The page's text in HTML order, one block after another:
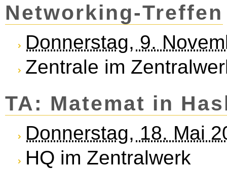
Networking-Treffen
Donnerstag, 9.
Zentrale im
TA: Matemat in
Donnerstag, 18. Mai
HQ im Zentralwerk